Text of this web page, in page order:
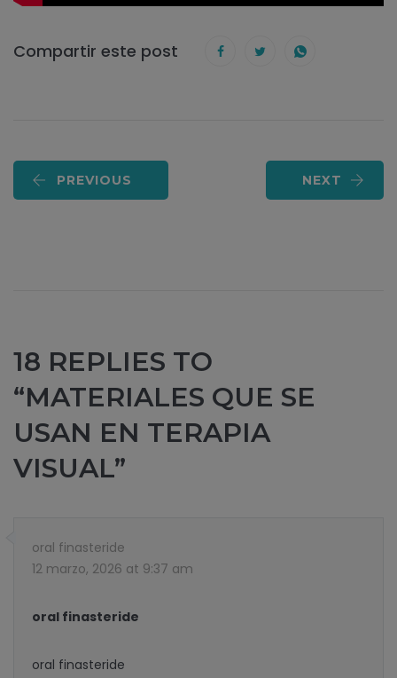
Compartir este post
PREVIOUS NEXT
18 REPLIES TO
“MATERIALES QUE SE
USAN EN TERAPIA
VISUAL”
oral finasteride
12 marzo, 2026 at 9:37 am
oral finasteride
oral finasteride